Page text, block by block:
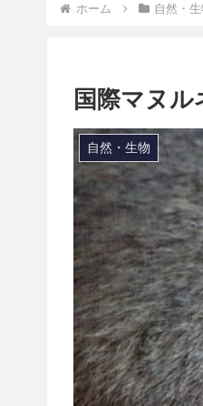
ホーム 自然・生
国際マヌル
自然・生物